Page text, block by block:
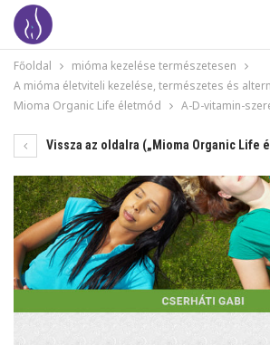
Főoldal
mióma kezelése természetesen
A mióma életviteli kezelése, természetes és
Mioma Organic Life életmód
A-D-vitamin-
Vissza az oldalra („Mioma Organic Life